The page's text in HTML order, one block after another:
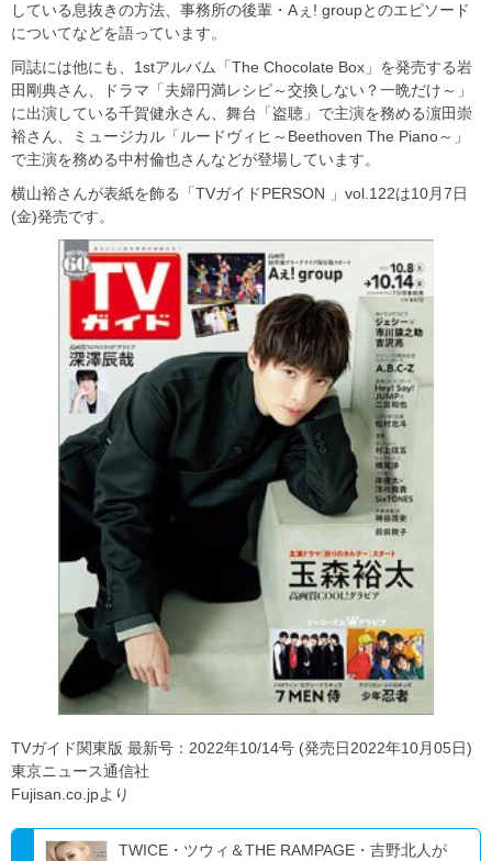
している息抜きの方法、事務所の後輩・Aぇ! groupとのエピソード
についてなどを語っています。
同誌には他にも、1stアルバム「The Chocolate Box」を発売する岩
田剛典さん、ドラマ「夫婦円満レシピ～交換しない？一晩だけ～」
に出演している千賀健永さん、舞台「盗聴」で主演を務める濵田崇
裕さん、ミュージカル「ルードヴィヒ～Beethoven The Piano～」
で主演を務める中村倫也さんなどが登場しています。
横山裕さんが表紙を飾る「TVガイドPERSON 」vol.122は10月7日
(金)発売です。
TVガイド関東版 最新号：2022年10/14号 (発売日2022年10月05日)
東京ニュース通信社
Fujisan.co.jpより
TWICE・ツウィ＆THE RAMPAGE・吉野北人が